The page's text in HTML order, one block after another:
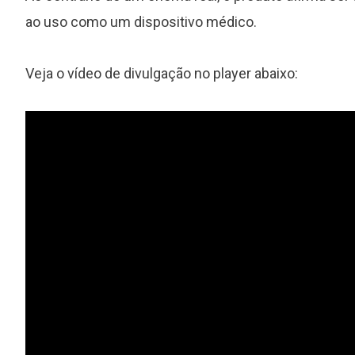
ao uso como um dispositivo médico.
Veja o vídeo de divulgação no player abaixo: